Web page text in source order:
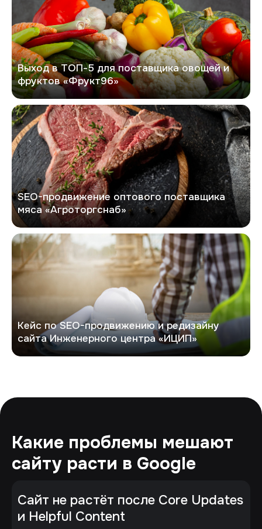
Выход в ТОП-5 для поставщика овощей и
фруктов «Фрукт96»
Агроторгснаб
SEO-продвижение оптового поставщика
мяса «Агроторгснаб»
Кейс по редизайну и SEO-продвижению
Кейс по SEO-продвижению и редизайну
сайта Инженерного центра «ИЦИП»
Какие проблемы мешают
сайту расти в Google
Сайт не растёт после Core Updates
и Helpful Content